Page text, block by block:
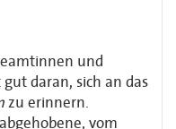
und
daran, sich an das
zu erinnern.
vom